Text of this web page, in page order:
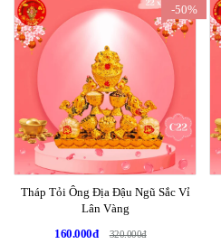
-50%
Tháp Tỏi Ông Địa Đậu Ngũ Sắc Vỉ
Lân Vàng
160.000đ
320.000đ